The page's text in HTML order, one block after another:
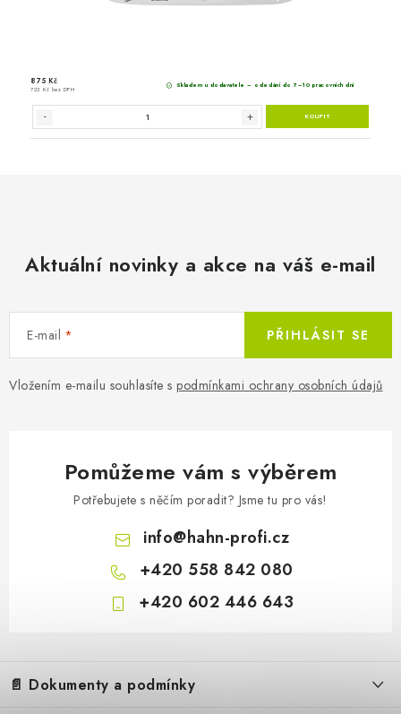
Aktuální novinky a akce na váš e-mail
E-mail
Vložením e-mailu souhlasíte s podmínkami ochrany osobních údajů
PŘIHLÁSIT SE
Pomůžeme vám s výběrem
Potřebujete s něčím poradit? Jsme tu pro vás!
info@hahn-profi.cz
+420 558 842 080
+420 602 446 643
📄 Dokumenty a podmínky